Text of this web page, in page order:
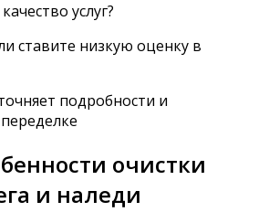
услуг?
ставите низкую оценку в
подробности и
очистки
и наледи